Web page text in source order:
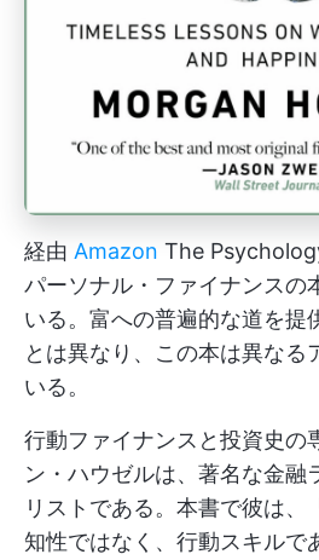
経由 Amazon The
パーソナル・ファイナンスの
いる。富への普遍的な道を提
とは異なり、この本は異なる
いる。
行動ファイナンスと投資史の
ン・ハウゼルは、著名な金融
リストである。本書で彼は、
知性ではなく、行動スキルで